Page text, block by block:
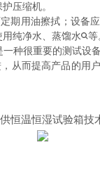
压缩机。
期用油擦拭；设备
纯净水、蒸馏水
等
种很重要的测试设
从而提高产品的用
恒温恒湿试验箱技